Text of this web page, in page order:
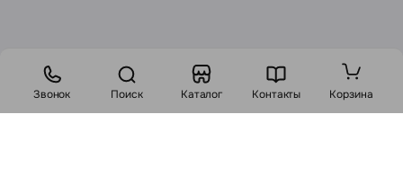
Звонок Поиск Каталог Контакты Корзина